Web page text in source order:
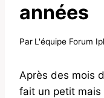
années
Par L'équipe Forum
Après des mois
fait un petit